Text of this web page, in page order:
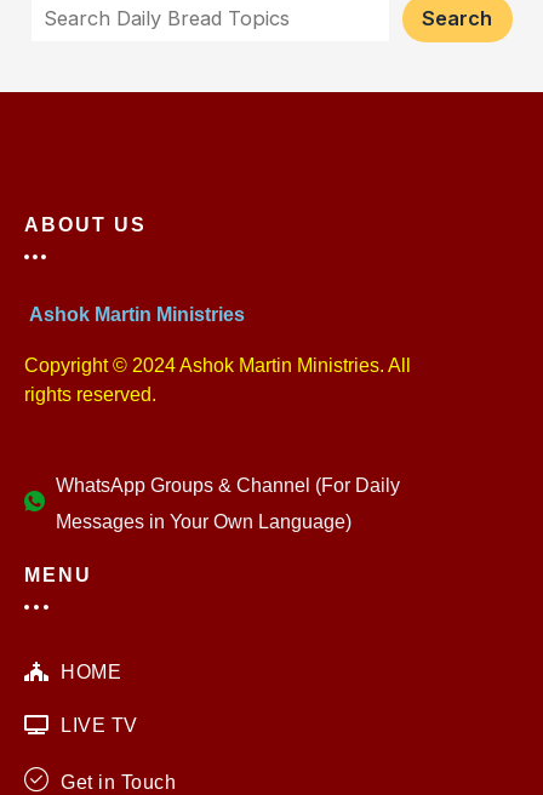
Search
ABOUT US
Ashok Martin Ministries
Copyright © 2024 Ashok Martin Ministries. All
rights reserved.
WhatsApp Groups & Channel (For Daily
Messages in Your Own Language)
MENU
HOME
LIVE TV
Get in Touch